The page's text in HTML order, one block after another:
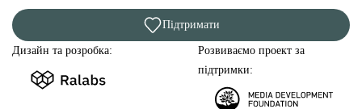
Підтримати
Дизайн та розробка:
Розвиваємо проект за
підтримки: